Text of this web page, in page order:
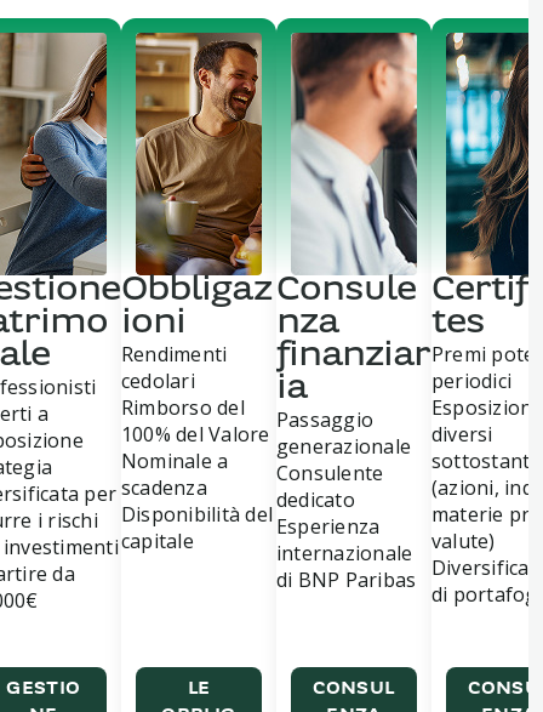
a
per
i rischi
da
GESTIO
Obbligaz
ioni
Rendimenti
cedolari
Rimborso del
100% del Valore
Nominale a
scadenza
Disponibilità del
capitale
LE
Consule
nza
finanziar
ia
Passaggio
generazionale
Consulente
dedicato
Esperienza
internazionale
di BNP Paribas
CONSUL
tes
Premi
periodici
diversi
sottostanti
(azioni,
materie
valute)
di